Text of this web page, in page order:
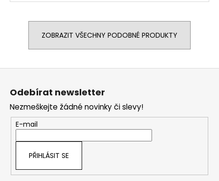
ZOBRAZIT VŠECHNY PODOBNÉ PRODUKTY
Z
Odebírat newsletter
Nezmeškejte žádné novinky či slevy!
E-mail
PŘIHLÁSIT SE